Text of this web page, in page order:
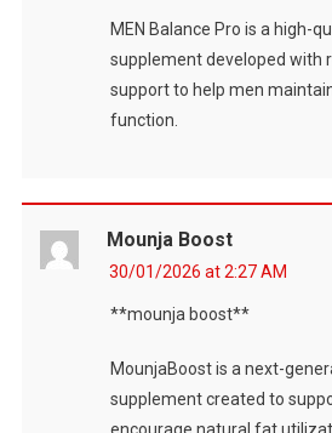
MEN Balance Pro is a high-
supplement developed with
support to help men
function.
Mounja Boost
30/01/2026 at 2:27 AM
**mounja boost**
MounjaBoost is a next-
supplement created to